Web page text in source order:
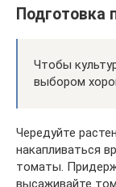
Подготовка
Чтобы
выбором
Чередуйте
накапливаться
томаты.
высаживайте